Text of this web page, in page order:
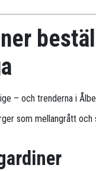
– och trenderna i
som mellangrått och